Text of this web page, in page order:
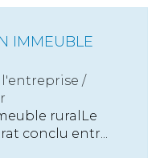
IMMEUBLE
/
ruralLe
conclu entr...